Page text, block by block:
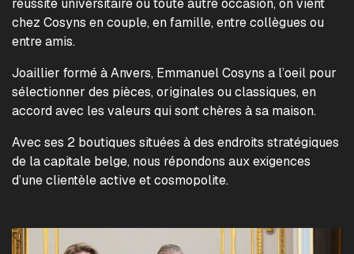
réussite universitaire ou toute autre occasion, on vient
chez Cosyns en couple, en famille, entre collègues ou
entre amis.
Joaillier formé à Anvers, Emmanuel Cosyns a l’oeil pour
sélectionner des pièces, originales ou classiques, en
accord avec les valeurs qui sont chères à sa maison.
Avec ses 2 boutiques situées à des endroits stratégiques
de la capitale belge, nous répondons aux exigences
d’une clientèle active et cosmopolite.